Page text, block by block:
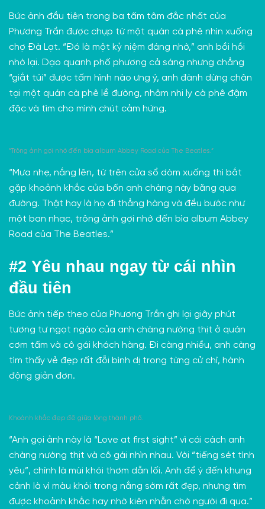
Bức ảnh đầu tiên trong ba tấm tâm đắc nhất của
Phương Trần được chụp từ một quán cà phê nhìn xuống
chợ Đà Lạt. “Đó là một kỷ niệm đáng nhớ,” anh bồi hồi
nhớ lại. Dạo quanh phố phương cả sáng nhưng chẳng
“giắt túi” được tấm hình nào ưng ý, anh đành dừng chân
tại một quán cà phê lề đường, nhâm nhi ly cà phê đậm
đặc và tìm cho mình chút cảm hứng.
“Trông ảnh gợi nhớ đến bìa album Abbey Road của The Beatles.”
“Mưa nhẹ, nắng lên, từ trên cửa sổ dòm xuống thì bắt
gặp khoảnh khắc của bốn anh chàng này băng qua
đường. Thật hay là họ đi thẳng hàng và đều bước như
một ban nhạc, trông ảnh gợi nhớ đến bìa album Abbey
Road của The Beatles.”
#2 Yêu nhau ngay từ cái nhìn
đầu tiên
Bức ảnh tiếp theo của Phương Trần ghi lại giây phút
tương tư ngọt ngào của anh chàng nướng thịt ở quán
cơm tấm và cô gái khách hàng. Đi càng nhiều, anh càng
tìm thấy vẻ đẹp rất đỗi bình dị trong từng cử chỉ, hành
động giản đơn.
Khoảnh khắc đẹp đẽ giữa lòng thành phố.
“Anh gọi ảnh này là “Love at first sight” vì cái cách anh
chàng nướng thịt và cô gái nhìn nhau. Với “tiếng sét tình
yêu”, chính là mùi khói thơm dẫn lối. Anh để ý đến khung
cảnh là vì màu khói trong nắng sớm rất đẹp, nhưng tìm
được khoảnh khắc hay nhờ kiên nhẫn chờ người đi qua.”